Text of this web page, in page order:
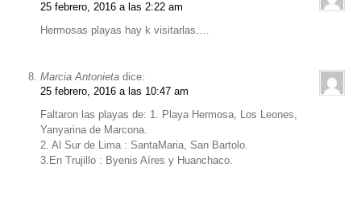
25 febrero, 2016 a las 2:22 am
Hermosas playas hay k visitarlas….
Marcia Antonieta dice:
25 febrero, 2016 a las 10:47 am
Faltaron las playas de: 1. Playa Hermosa, Los Leones,
Yanyarina de Marcona.
2. Al Sur de Lima : SantaMaria, San Bartolo.
3.En Trujillo : Byenis Aíres y Huanchaco.